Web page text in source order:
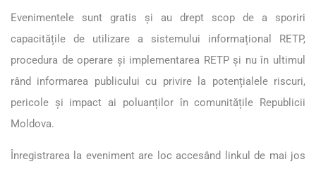
Evenimentele sunt gratis și au drept scop de a sporiri
capacitățile de utilizare a sistemului informațional RETP,
procedura de operare și implementarea RETP și nu în ultimul
rând informarea publicului cu privire la potențialele riscuri,
pericole și impact ai poluanților în comunitățile Republicii
Moldova.
Înregistrarea la eveniment are loc accesând linkul de mai jos